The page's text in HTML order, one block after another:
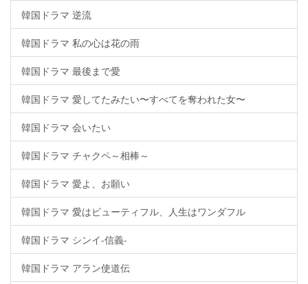
韓国ドラマ 逆流
韓国ドラマ 私の心は花の雨
韓国ドラマ 最後まで愛
韓国ドラマ 愛してたみたい〜すべてを奪われた女〜
韓国ドラマ 会いたい
韓国ドラマ チャクペ～相棒～
韓国ドラマ 愛よ、お願い
韓国ドラマ 愛はビューティフル、人生はワンダフル
韓国ドラマ シンイ-信義-
韓国ドラマ アラン使道伝